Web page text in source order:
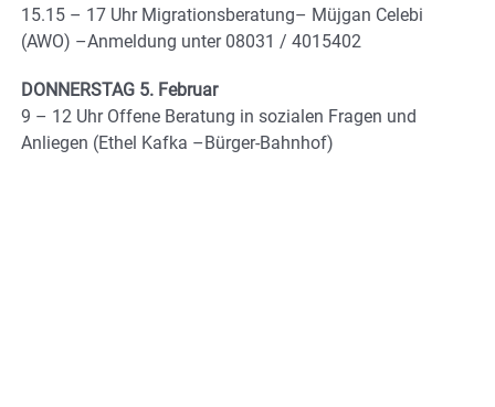
15.15 – 17 Uhr Migrationsberatung– Müjgan Celebi
(AWO) –Anmeldung unter 08031 / 4015402
DONNERSTAG 5. Februar
9 – 12 Uhr Offene Beratung in sozialen Fragen und
Anliegen (Ethel Kafka –Bürger-Bahnhof)